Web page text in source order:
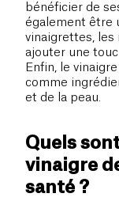
bénéficier de
également être
vinaigrettes, les
ajouter une
Enfin, le
comme
et de la peau.
Quels
vinaigre
santé ?